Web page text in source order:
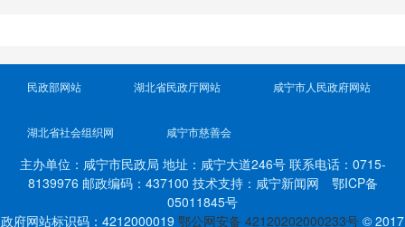
民政部网站 湖北省民政厅网站 咸宁市人民政府网站
湖北省社会组织网 咸宁市慈善会
主办单位：咸宁市民政局 地址：咸宁大道246号 联系电话：0715-
8139976 邮政编码：437100 技术支持：咸宁新闻网 鄂ICP备
05011845号
政府网站标识码：4212000019 鄂公网安备 42120202000233号 © 2017